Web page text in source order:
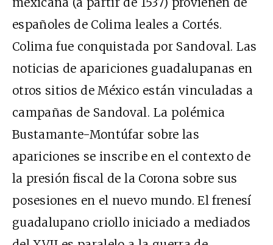
españoles de Colima leales a Cortés.
Colima fue conquistada por Sandoval. Las
noticias de apariciones guadalupanas en
otros sitios de México están vinculadas a
campañas de Sandoval. La polémica
Bustamante-Montúfar sobre las
apariciones se inscribe en el contexto de
la presión fiscal de la Corona sobre sus
posesiones en el nuevo mundo. El frenesí
guadalupano criollo iniciado a mediados